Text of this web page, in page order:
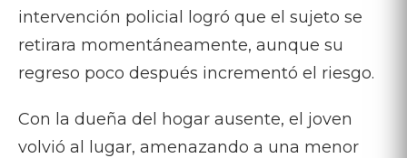
intervención policial logró que el sujeto se
retirara momentáneamente, aunque su
regreso poco después incrementó el riesgo.
Con la dueña del hogar ausente, el joven
volvió al lugar, amenazando a una menor